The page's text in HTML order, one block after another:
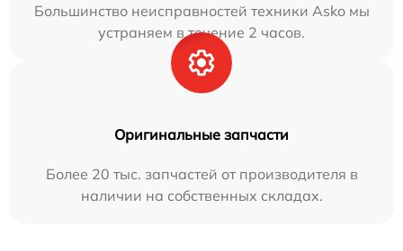
Большинство неисправностей техники Asko мы
устраняем в течение 2 часов.
Оригинальные запчасти
Более 20 тыс. запчастей от производителя в
наличии на собственных складах.